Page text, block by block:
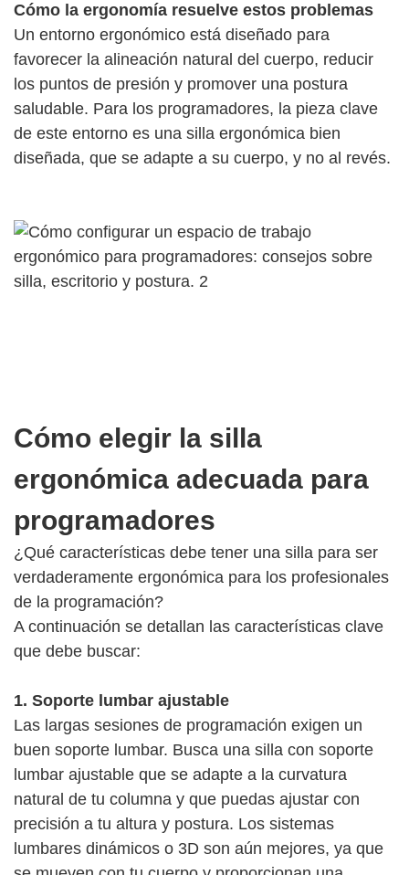
Cómo la ergonomía resuelve estos problemas
Un entorno ergonómico está diseñado para
favorecer la alineación natural del cuerpo, reducir
los puntos de presión y promover una postura
saludable. Para los programadores, la pieza clave
de este entorno es una silla ergonómica bien
diseñada, que se adapte a su cuerpo, y no al revés.
Cómo elegir la silla
ergonómica adecuada para
programadores
¿Qué características debe tener una silla para ser
verdaderamente ergonómica para los profesionales
de la programación?
A continuación se detallan las características clave
que debe buscar:
1. Soporte lumbar ajustable
Las largas sesiones de programación exigen un
buen soporte lumbar. Busca una silla con soporte
lumbar ajustable que se adapte a la curvatura
natural de tu columna y que puedas ajustar con
precisión a tu altura y postura. Los sistemas
lumbares dinámicos o 3D son aún mejores, ya que